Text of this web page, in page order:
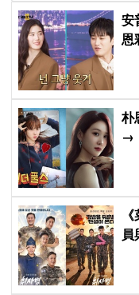
安
恩
朴
→